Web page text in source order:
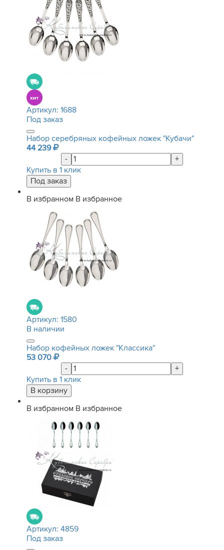
Артикул: 1688
Под заказ
Набор серебряных кофейных ложек "Кубачи"
44 239
-
+
Купить в 1 клик
В избранном В избранное
Артикул: 1580
В наличии
Набор кофейных ложек "Классика"
53 070
-
+
Купить в 1 клик
В избранном В избранное
Артикул: 4859
Под заказ